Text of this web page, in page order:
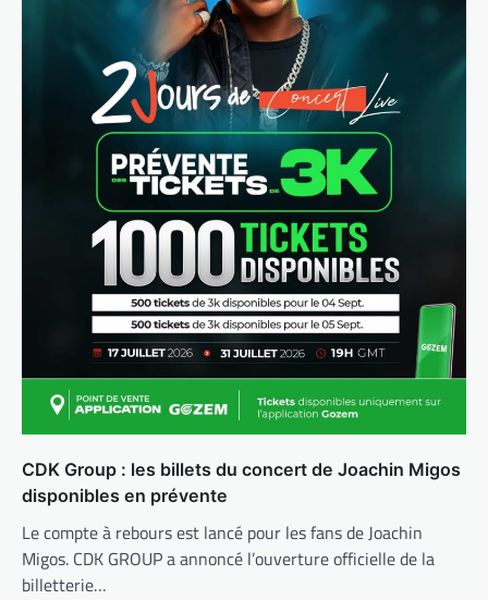
CDK Group : les billets du concert de Joachin Migos
disponibles en prévente
Le compte à rebours est lancé pour les fans de Joachin
Migos. CDK GROUP a annoncé l’ouverture officielle de la
billetterie…